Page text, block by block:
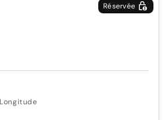
Réservée
Longitude